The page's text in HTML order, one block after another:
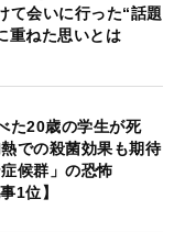
て会いに行った“話題
重ねた思いとは
た20歳の学生が死
での殺菌効果も期待
候群」の恐怖
1位】